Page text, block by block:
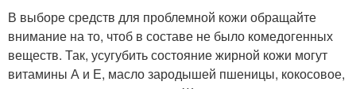
В выборе средств для проблемной кожи обращайте
внимание на то, чтоб в составе не было комедогенных
веществ. Так, усугубить состояние жирной кожи могут
витамины А и Е, масло зародышей пшеницы, кокосовое,